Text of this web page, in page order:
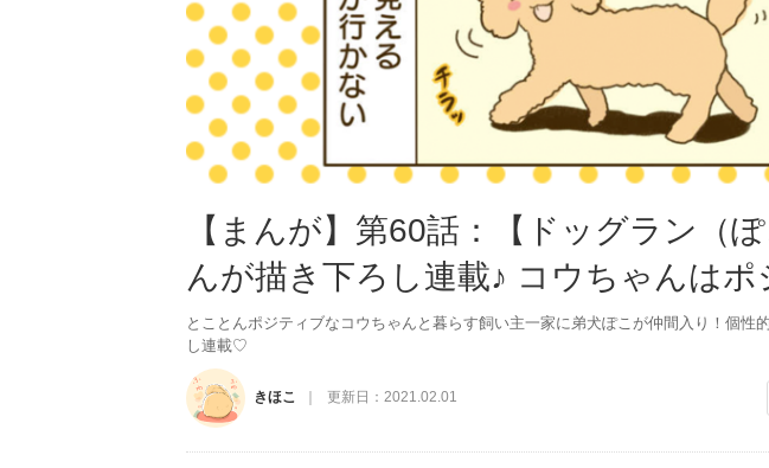
【まんが】第60話：【ドッグラン（
んが描き下ろし連載♪ コウちゃんはポ
とことんポジティブなコウちゃんと暮らす飼い主一家に弟犬ぽこが仲間入り！個性
し連載♡
きほこ 更新日： 2021.02.01